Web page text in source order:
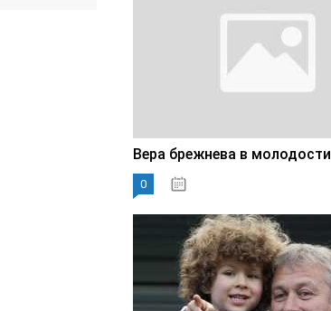
Вера брежнева в молодости
0